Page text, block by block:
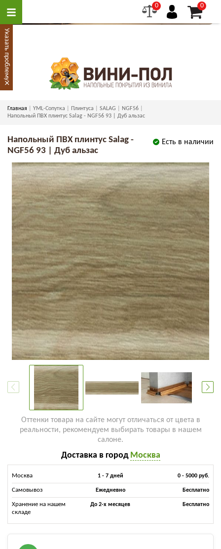
0 0
Главная YML-Сопутка Плинтуса SALAG
NGF56
Напольный ПВХ плинтус Salag - NGF56 93 | Дуб альзас
Есть в наличии
Напольный ПВХ плинтус Salag -
NGF56 93 | Дуб альзас
Оттенки товара на сайте могут отличаться от цвета в
реальности, рекомендуем выбирать товары в нашем
салоне.
Доставка в город Москва
Москва 1 - 7 дней 0 - 5000 руб.
Самовывоз Ежедневно Бесплатно
Хранение на нашем
складе
До 2-х месяцев Бесплатно
Указать проблему
×